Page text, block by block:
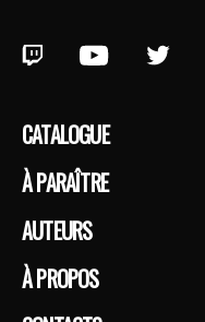
CATALOGUE
À PARAÎTRE
AUTEURS
À PROPOS